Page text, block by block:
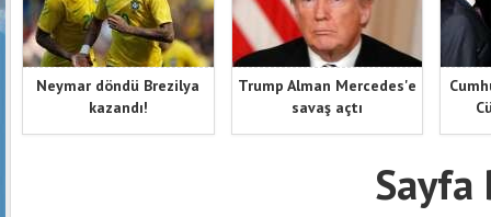
Neymar döndü Brezilya
kazandı!
Trump Alman Mercedes'e
savaş açtı
Sayfa